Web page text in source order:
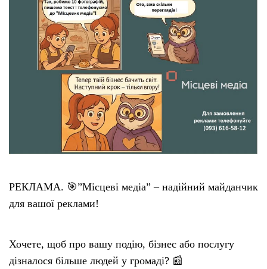
РЕКЛАМА. 🎯”Місцеві медіа” – надійний майданчик
для вашої реклами!
Хочете, щоб про вашу подію, бізнес або послугу
дізналося більше людей у громаді? 📰